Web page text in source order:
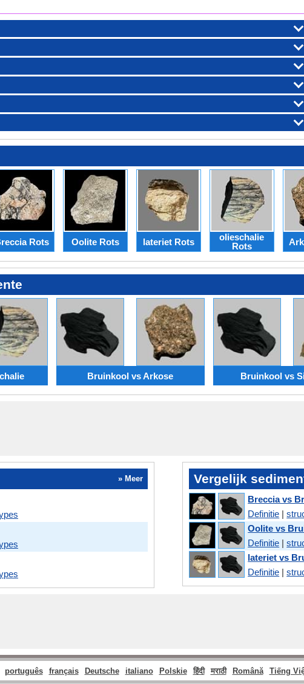
Rots Oolite Rots lateriet Rots
olieschalie
Rots
Bruinkool vs Arkose Bruinkool vs
» Meer Vergelijk
Breccia vs
Definitie |
Oolite vs
Definitie |
lateriet vs
Definitie |
português français Deutsche italiano Polskie हिंदी मराठी Română Tiếng